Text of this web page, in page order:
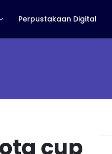
Perpustakaan Digital
cup